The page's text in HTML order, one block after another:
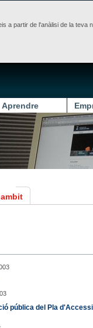
a partir de l'anàlisi de la
Aprendre
pública del Pla